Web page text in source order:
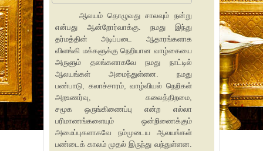
ஆலயம் தொழுவது சாலவும் நன்று
என்பது ஆன்றோர்வாக்கு. நமது இந்து
தர்மத்தின் அடிப்படை ஆதாரங்களாக
விளங்கி மக்களுக்கு நெறியான வாழ்கையை
அருளும் தலங்களாகவே நமது நாட்டில்
ஆலயங்கள் அமைந்துள்ளன. நமது
பண்பாடு, கலாச்சாரம், வாழ்வியல் நெறிகள்
அறஉணர்வு, கலைத்திறமை,
சமூக ஒருங்கிணைப்பு என்ற எல்லா
பரிமாணங்களையும் ஒன்றிணைக்கும்
அமைப்புகளாகவே நம்முடைய ஆலயங்கள்
பண்டைக் காலம் முதல் இருந்து வந்துள்ளன.